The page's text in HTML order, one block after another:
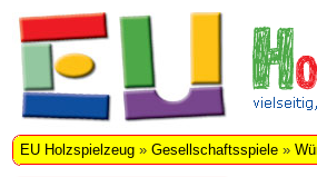
EU Holzspielzeug » Gesellschaftsspiele »